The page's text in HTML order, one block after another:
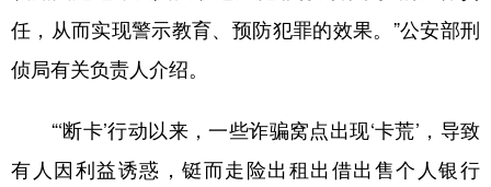
任，从而实现警示教育、预防犯罪的效果。”公安部刑
侦局有关负责人介绍。
“‘断卡’行动以来，一些诈骗窝点出现‘卡荒’，导致
有人因利益诱惑，铤而走险出租出借出售个人银行